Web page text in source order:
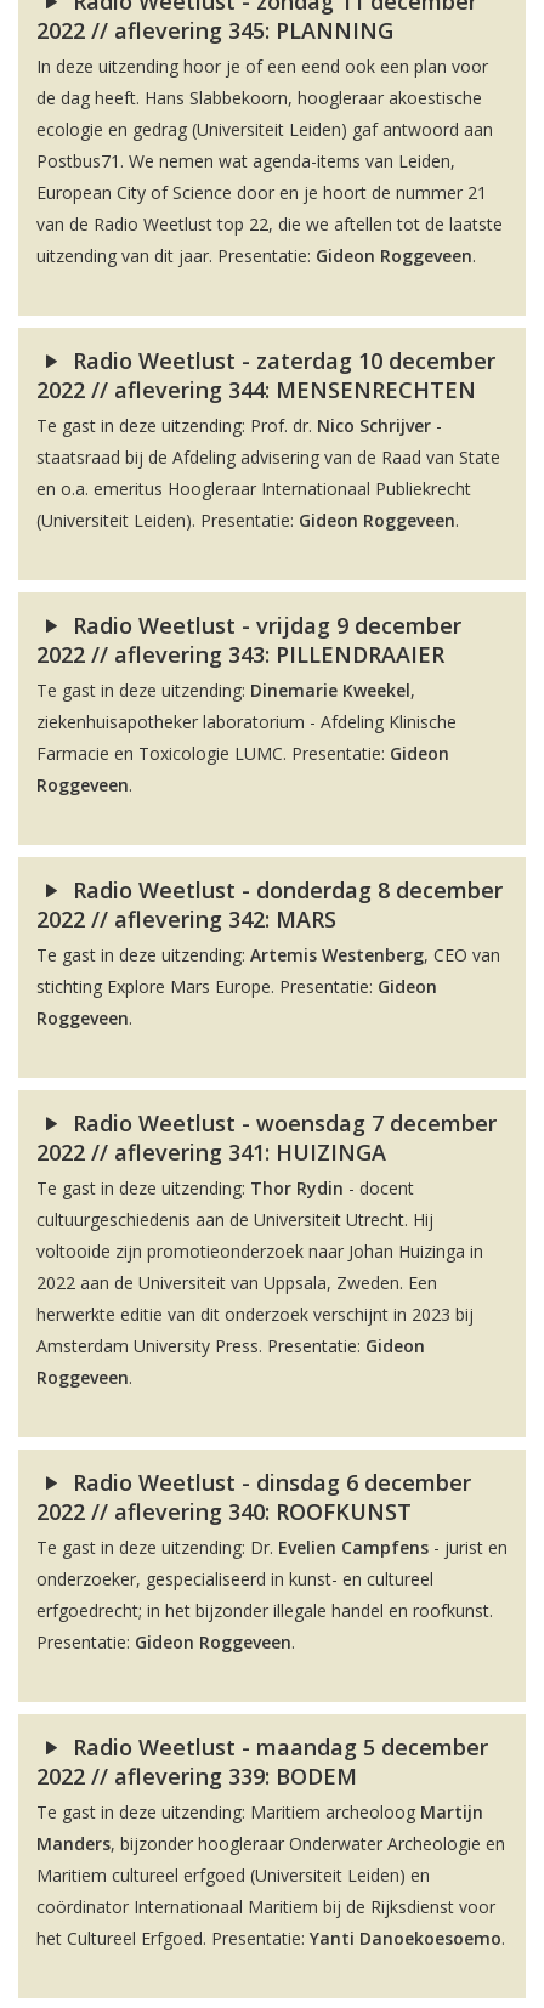
2022 // aflevering 345: PLANNING
In deze uitzending hoor je of een eend ook een plan voor
de dag heeft. Hans Slabbekoorn, hoogleraar akoestische
ecologie en gedrag (Universiteit Leiden) gaf antwoord aan
Postbus71. We nemen wat agenda-items van Leiden,
European City of Science door en je hoort de nummer 21
van de Radio Weetlust top 22, die we aftellen tot de laatste
uitzending van dit jaar. Presentatie: Gideon Roggeveen.
Radio Weetlust - zaterdag 10 december
2022 // aflevering 344: MENSENRECHTEN
Te gast in deze uitzending: Prof. dr. Nico Schrijver -
staatsraad bij de Afdeling advisering van de Raad van State
en o.a. emeritus Hoogleraar Internationaal Publiekrecht
(Universiteit Leiden). Presentatie: Gideon Roggeveen.
Radio Weetlust - vrijdag 9 december
2022 // aflevering 343: PILLENDRAAIER
Te gast in deze uitzending: Dinemarie Kweekel,
ziekenhuisapotheker laboratorium - Afdeling Klinische
Farmacie en Toxicologie LUMC. Presentatie: Gideon
Roggeveen.
Radio Weetlust - donderdag 8 december
2022 // aflevering 342: MARS
Te gast in deze uitzending: Artemis Westenberg, CEO van
stichting Explore Mars Europe. Presentatie: Gideon
Roggeveen.
Radio Weetlust - woensdag 7 december
2022 // aflevering 341: HUIZINGA
Te gast in deze uitzending: Thor Rydin - docent
cultuurgeschiedenis aan de Universiteit Utrecht. Hij
voltooide zijn promotieonderzoek naar Johan Huizinga in
2022 aan de Universiteit van Uppsala, Zweden. Een
herwerkte editie van dit onderzoek verschijnt in 2023 bij
Amsterdam University Press. Presentatie: Gideon
Roggeveen.
Radio Weetlust - dinsdag 6 december
2022 // aflevering 340: ROOFKUNST
Te gast in deze uitzending: Dr. Evelien Campfens - jurist en
onderzoeker, gespecialiseerd in kunst- en cultureel
erfgoedrecht; in het bijzonder illegale handel en roofkunst.
Presentatie: Gideon Roggeveen.
Radio Weetlust - maandag 5 december
2022 // aflevering 339: BODEM
Te gast in deze uitzending: Maritiem archeoloog Martijn
Manders, bijzonder hoogleraar Onderwater Archeologie en
Maritiem cultureel erfgoed (Universiteit Leiden) en
coördinator Internationaal Maritiem bij de Rijksdienst voor
het Cultureel Erfgoed. Presentatie: Yanti Danoekoesoemo.